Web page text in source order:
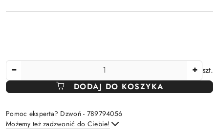
szt.
DODAJ DO KOSZYKA
Pomoc eksperta? Dzwoń - 789794056
Możemy też zadzwonić do Ciebie!